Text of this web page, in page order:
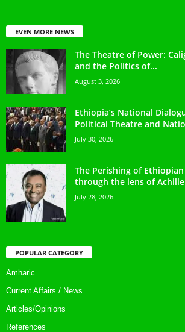
EVEN MORE NEWS
The Theatre of Power:
and the Politics of...
August 3, 2026
Ethiopia’s National
Political Theatre and
July 30, 2026
The Perishing of
through the lens of
July 28, 2026
POPULAR CATEGORY
Amharic
Current Affairs / News
Articles/Opinions
References